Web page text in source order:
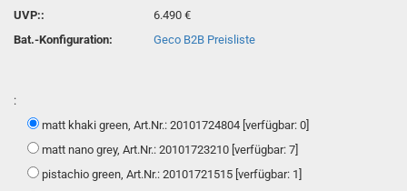
UVP::
6.490 €
Bat.-Konfiguration:
Geco B2B Preisliste
:
matt khaki green, Art.Nr.: 20101724804 [verfügbar: 0]
matt nano grey, Art.Nr.: 20101723210 [verfügbar: 7]
pistachio green, Art.Nr.: 20101721515 [verfügbar: 1]